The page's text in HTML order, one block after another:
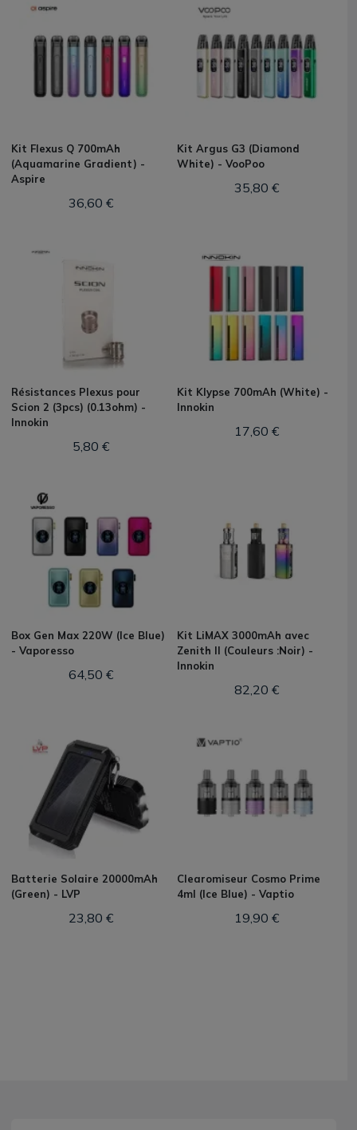
Kit Flexus Q 700mAh
(Aquamarine Gradient) -
Aspire
36,60 €
Kit Argus G3 (Diamond
White) - VooPoo
35,80 €
Résistances Plexus pour
Scion 2 (3pcs) (0.13ohm) -
Innokin
5,80 €
Kit Klypse 700mAh (White) -
Innokin
17,60 €
Box Gen Max 220W (Ice Blue)
- Vaporesso
64,50 €
Kit LiMAX 3000mAh avec
Zenith II (Couleurs :Noir) -
Innokin
82,20 €
Batterie Solaire 20000mAh
(Green) - LVP
23,80 €
Clearomiseur Cosmo Prime
4ml (Ice Blue) - Vaptio
19,90 €